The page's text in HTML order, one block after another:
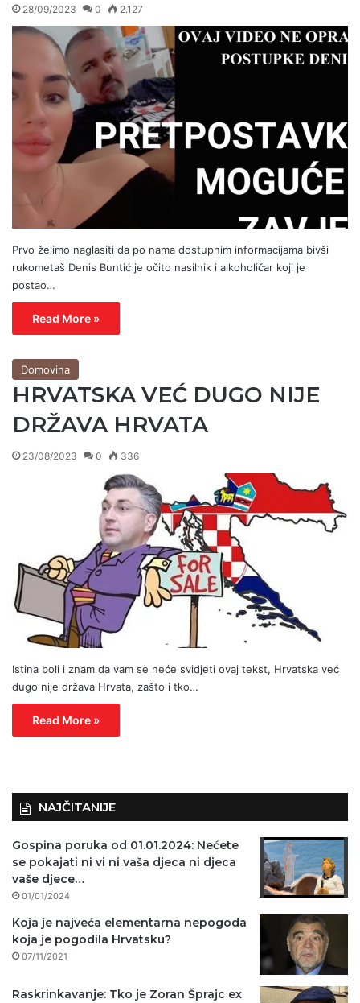
28/09/2023 0 2.127
Prvo želimo naglasiti da po nama dostupnim informacijama bivši
rukometaš Denis Buntić je očito nasilnik i alkoholičar koji je
postao…
Read More »
Domovina
HRVATSKA VEĆ DUGO NIJE
DRŽAVA HRVATA
23/08/2023 0 336
Istina boli i znam da vam se neće svidjeti ovaj tekst, Hrvatska već
dugo nije država Hrvata, zašto i tko…
Read More »
NAJČITANIJE
Gospina poruka od 01.01.2024: Nećete
se pokajati ni vi ni vaša djeca ni djeca
vaše djece…
01/01/2024
Koja je najveća elementarna nepogoda
koja je pogodila Hrvatsku?
07/11/2021
Raskrinkavanje: Tko je Zoran Šprajc ex